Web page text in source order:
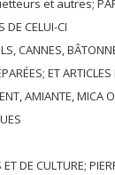
et autres; PARTIES
DE CELUI-CI
FOUETS, PLANTES DE
PLUME OU EN BAS; FLEURS
MICA OU MATÉRIEL
PRÉCIEUX, PLAQUÉS OU DOUBLÉS DE MÉTAUX PRÉCIEUX ET OUVRAGES